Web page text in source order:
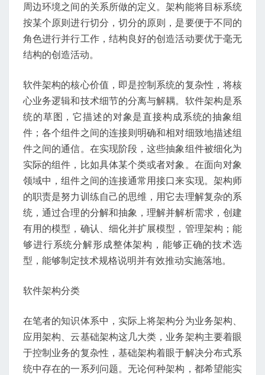
周边环境之间的关系所做的定义。架构能将目标系统
按某个原则进行切分，切分的原则，是要便于不同的
角色进行并行工作，结构良好的创造活动要优于毫无
结构的创造活动。
软件架构的核心价值，即是控制系统的复杂性，将核
心业务逻辑和技术细节的分离与解耦。软件架构是系
统的草图，它描述的对象是直接构成系统的抽象组
件；各个组件之间的连接则明确和相对细致地描述组
件之间的通信。在实现阶段，这些抽象组件被细化为
实际的组件，比如具体某个类或者对象。在面向对象
领域中，组件之间的连接通常用接口来实现。架构师
的职责是努力训练自己的思维，用它去理解复杂的系
统，通过合理的分解和抽象，理解并解析需求，创建
有用的模型，确认、细化并扩展模型，管理架构；能
够进行系统分解形成整体架构，能够正确的技术选
型，能够制定技术规格说明并有效推动实施落地。
软件架构分类
在笔者的知识体系中，实际上将架构分为业务架构、
应用架构、云基础架构这几大类，业务架构主要着眼
于控制业务的复杂性，基础架构着眼于解决分布式系
统中存在的一系列问题。无论何种架构，都希望能实